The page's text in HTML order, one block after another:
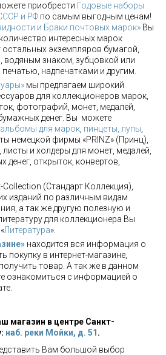
приобрести Годовые наборы
и РФ по самым выгодным ценам!
и Браки почтовых марок» Вы
интересных марок
экземпляров бумагой,
водяным знаком, зубцовкой или
надпечатками и другим.
мы предлагаем широкий
для коллекционеров марок,
фотографий, монет, медалей,
денег. Вы можете
альбомы для марок пинцеты, лупы
немецкой фирмы «PRINZ» (Принц),
и холдеры для монет, медалей,
денег, открыток, конвертов,
(Стандарт Коллекция),
изданий по различным видам
а так же другую полезную и
для коллекционера Вы
Литература».
находится вся информация о
покупку в интернет-магазине,
товар. А так же в данном
ознакомиться с информацией о
магазин в центре Санкт-
наб. реки Мойки, д. 51 .
Вам большой выбор